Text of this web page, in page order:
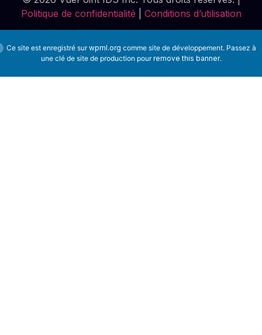
Politique de confidentialité
Conditions d’utilisation
Ce site est enregistré surwpml.org comme site de développement. Passez à
une clé de site de production pourremove this banner.